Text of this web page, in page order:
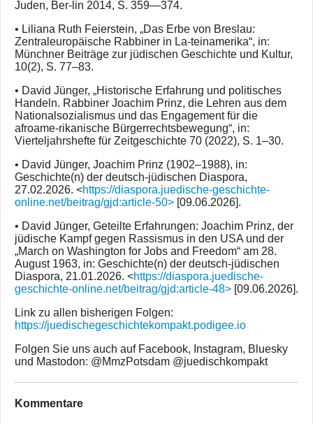
Juden, Ber-lin 2014, S. 359—374.
• Liliana Ruth Feierstein, „Das Erbe von Breslau:
Zentraleuropäische Rabbiner in La-teinamerika“, in:
Münchner Beiträge zur jüdischen Geschichte und Kultur,
10(2), S. 77–83.
• David Jünger, „Historische Erfahrung und politisches
Handeln. Rabbiner Joachim Prinz, die Lehren aus dem
Nationalsozialismus und das Engagement für die
afroame-rikanische Bürgerrechtsbewegung“, in:
Vierteljahrshefte für Zeitgeschichte 70 (2022), S. 1–30.
• David Jünger, Joachim Prinz (1902–1988), in:
Geschichte(n) der deutsch-jüdischen Diaspora,
27.02.2026. <https://diaspora.juedische-geschichte-
online.net/beitrag/gjd:article-50> [09.06.2026].
• David Jünger, Geteilte Erfahrungen: Joachim Prinz, der
jüdische Kampf gegen Rassismus in den USA und der
„March on Washington for Jobs and Freedom“ am 28.
August 1963, in: Geschichte(n) der deutsch-jüdischen
Diaspora, 21.01.2026. <https://diaspora.juedische-
geschichte-online.net/beitrag/gjd:article-48> [09.06.2026].
Link zu allen bisherigen Folgen:
https://juedischegeschichtekompakt.podigee.io
Folgen Sie uns auch auf Facebook, Instagram, Bluesky
und Mastodon: @MmzPotsdam @juedischkompakt
Kommentare